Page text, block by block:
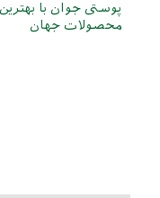
پوستی جوان با بهترین
محصولات جهان